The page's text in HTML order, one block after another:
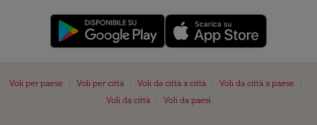
Voli per paese Voli per città Voli da città a città Voli da città a paese
Voli da città
Voli da paesi